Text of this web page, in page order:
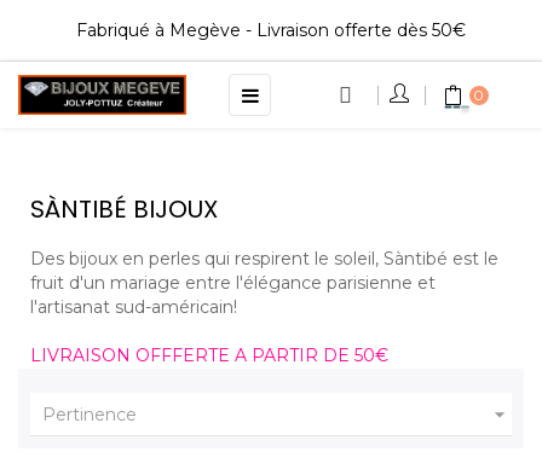
Fabriqué à Megève - Livraison offerte dès 50€
Basculer
la
☰ 0
SÀNTIBÉ BIJOUX
Des bijoux en perles qui respirent le soleil, Sàntibé est le
fruit d'un mariage entre l'élégance parisienne et
l'artisanat sud-américain!
LIVRAISON OFFFERTE A PARTIR DE 50€
Pertinence 